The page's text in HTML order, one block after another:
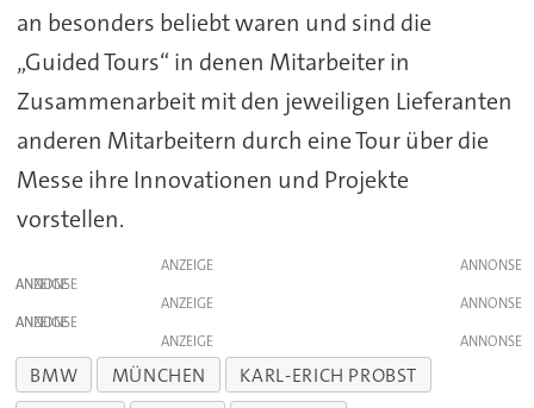
an besonders beliebt waren und sind die
„Guided Tours“ in denen Mitarbeiter in
Zusammenarbeit mit den jeweiligen Lieferanten
anderen Mitarbeitern durch eine Tour über die
Messe ihre Innovationen und Projekte
vorstellen.
ANZEIGE
ANZEIGE
ANZEIGE
ANZEIGE
ANZEIGE
BMW MÜNCHEN
KARL-ERICH PROBST